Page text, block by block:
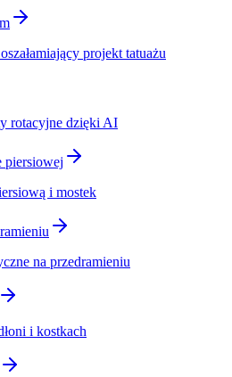
projekt tatuażu
rotacyjne dzięki AI
piersiowej
i mostek
na przedramieniu
i kostkach